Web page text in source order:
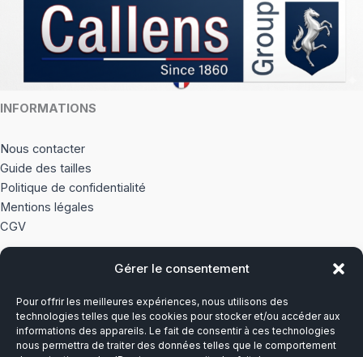
Gérer le consentement
Pour offrir les meilleures expériences, nous utilisons des
technologies telles que les cookies pour stocker et/ou accéder aux
informations des appareils. Le fait de consentir à ces technologies
nous permettra de traiter des données telles que le comportement
INFORMATIONS
Nous contacter
Guide des tailles
Politique de confidentialité
Mentions légales
CGV
Notre histoire